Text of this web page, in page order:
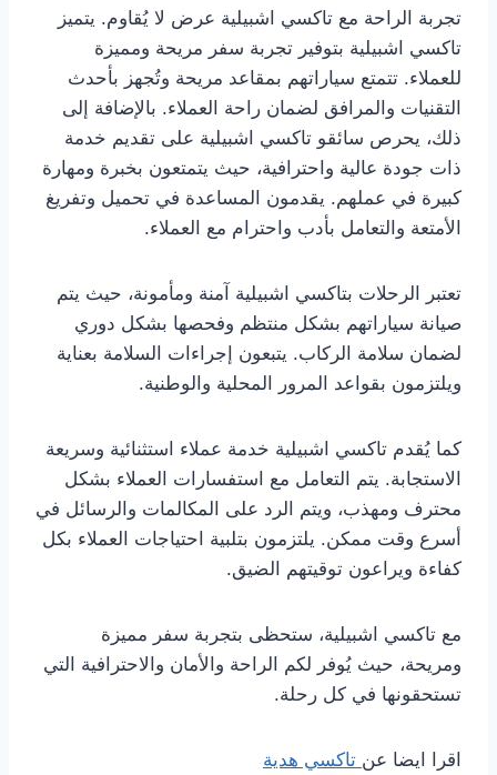
تجربة الراحة مع تاكسي اشبيلية عرض لا يُقاوم. يتميز
تاكسي اشبيلية بتوفير تجربة سفر مريحة ومميزة
للعملاء. تتمتع سياراتهم بمقاعد مريحة وتُجهز بأحدث
التقنيات والمرافق لضمان راحة العملاء. بالإضافة إلى
ذلك، يحرص سائقو تاكسي اشبيلية على تقديم خدمة
ذات جودة عالية واحترافية، حيث يتمتعون بخبرة ومهارة
كبيرة في عملهم. يقدمون المساعدة في تحميل وتفريغ
الأمتعة والتعامل بأدب واحترام مع العملاء.
تعتبر الرحلات بتاكسي اشبيلية آمنة ومأمونة، حيث يتم
صيانة سياراتهم بشكل منتظم وفحصها بشكل دوري
لضمان سلامة الركاب. يتبعون إجراءات السلامة بعناية
ويلتزمون بقواعد المرور المحلية والوطنية.
كما يُقدم تاكسي اشبيلية خدمة عملاء استثنائية وسريعة
الاستجابة. يتم التعامل مع استفسارات العملاء بشكل
محترف ومهذب، ويتم الرد على المكالمات والرسائل في
أسرع وقت ممكن. يلتزمون بتلبية احتياجات العملاء بكل
كفاءة ويراعون توقيتهم الضيق.
مع تاكسي اشبيلية، ستحظى بتجربة سفر مميزة
ومريحة، حيث يُوفر لكم الراحة والأمان والاحترافية التي
تستحقونها في كل رحلة.
اقرا ايضا عن تاكسي هدية